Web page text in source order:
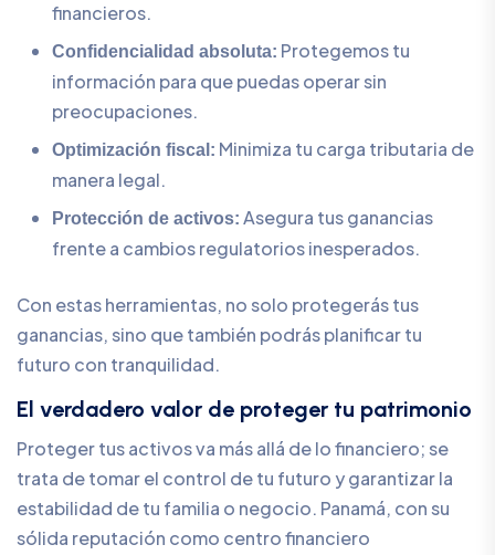
financieros.
Confidencialidad absoluta: Protegemos tu
información para que puedas operar sin
preocupaciones.
Optimización fiscal: Minimiza tu carga tributaria de
manera legal.
Protección de activos: Asegura tus ganancias
frente a cambios regulatorios inesperados.
Con estas herramientas, no solo protegerás tus
ganancias, sino que también podrás planificar tu
futuro con tranquilidad.
El verdadero valor de proteger tu patrimonio
Proteger tus activos va más allá de lo financiero; se
trata de tomar el control de tu futuro y garantizar la
estabilidad de tu familia o negocio. Panamá, con su
sólida reputación como centro financiero